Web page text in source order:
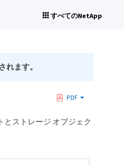
すべてのNetApp
ます。
PDF
ストレージ オブジェク